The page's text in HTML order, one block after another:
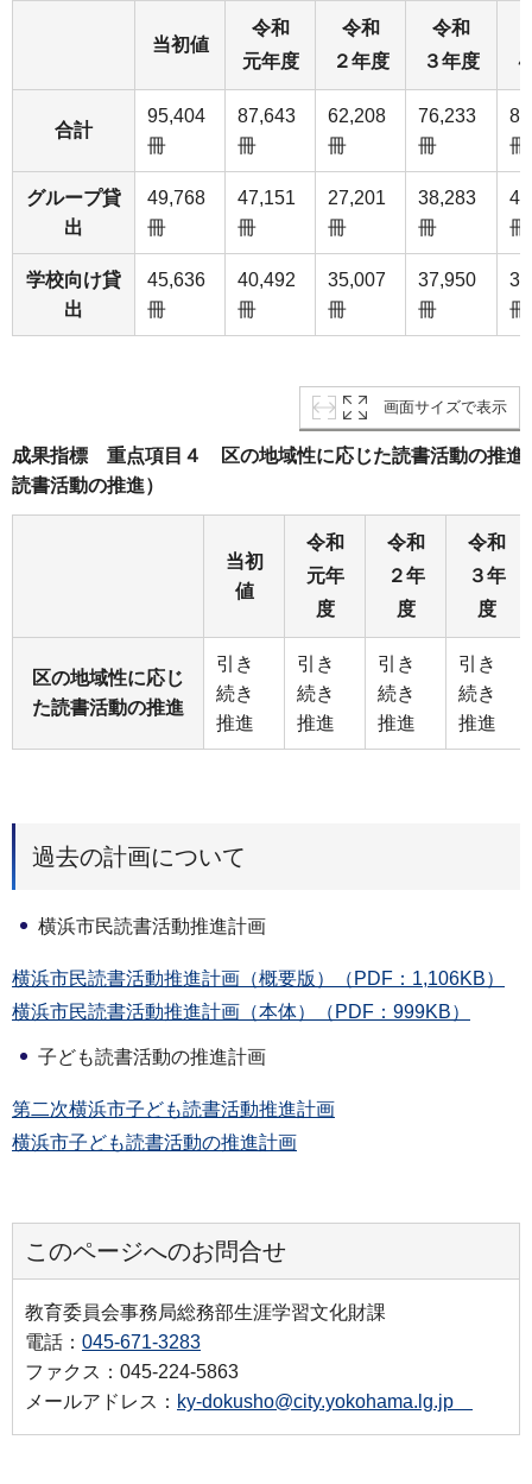
当初値
令和
元年度
令和
２年度
令和
３年度
合計
95,404
冊
87,643
冊
62,208
冊
76,233
冊
冊
グループ貸
出
49,768
冊
47,151
冊
27,201
冊
38,283
冊
冊
学校向け貸
出
45,636
冊
40,492
冊
35,007
冊
37,950
冊
冊
画面サイズで表示
成果指標 重点項目４ 区の地域性に応じた読書活動の推進
読書活動の推進）
当初
値
令和
元年
度
令和
２年
度
令和
３年
度
区の地域性に応じ
た読書活動の推進
引き
続き
推進
引き
続き
推進
引き
続き
推進
引き
続き
推進
過去の計画について
横浜市民読書活動推進計画
横浜市民読書活動推進計画（概要版）（PDF：1,106KB）
横浜市民読書活動推進計画（本体）（PDF：999KB）
子ども読書活動の推進計画
第二次横浜市子ども読書活動推進計画
横浜市子ども読書活動の推進計画
このページへのお問合せ
教育委員会事務局総務部生涯学習文化財課
電話： 045-671-3283
ファクス：045-224-5863
メールアドレス： ky-dokusho@city.yokohama.lg.jp